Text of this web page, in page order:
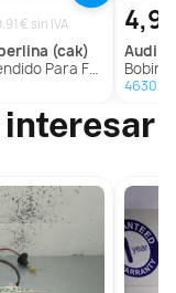
€ sin IVA
(cak)
Ford Focus Berlina
audi
Bobina
interesar